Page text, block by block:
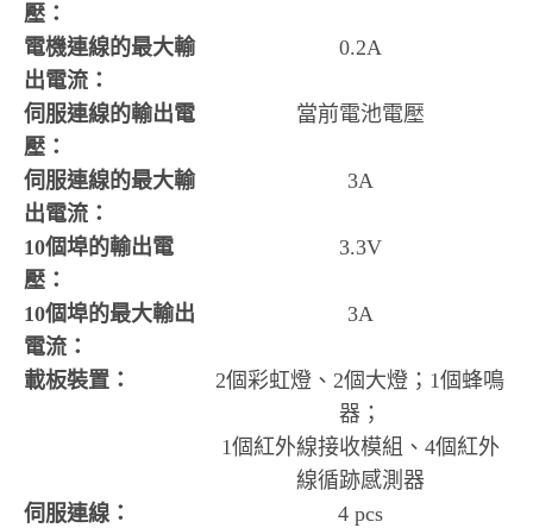
壓：
電機連線的最大輸
出電流：
0.2A
伺服連線的輸出電
壓：
當前電池電壓
伺服連線的最大輸
出電流：
3A
10個埠的輸出電
壓：
3.3V
10個埠的最大輸出
電流：
3A
載板裝置：
2個彩虹燈、2個大燈；1個蜂鳴
器；
1個紅外線接收模組、4個紅外
線循跡感測器
伺服連線：
4 pcs